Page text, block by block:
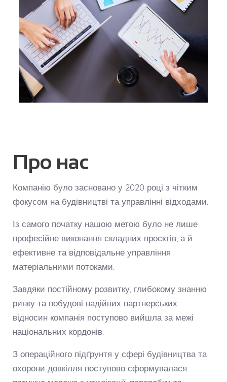
Про нас
Компанію було засновано у 2020 році з чітким
фокусом на будівництві та управлінні відходами.
Із самого початку нашою метою було не лише
професійне виконання складних проєктів, а й
ефективне та відповідальне управління
матеріальними потоками.
Завдяки постійному розвитку, глибокому знанню
ринку та побудові надійних партнерських
відносин компанія поступово вийшла за межі
національних кордонів.
З операційного підґрунтя у сфері будівництва та
охорони довкілля поступово сформувалася